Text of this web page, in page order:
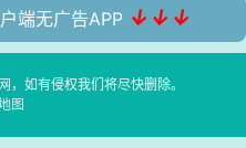
端无广告APP ↓↓↓
，如有侵权我们将尽快删除。
图